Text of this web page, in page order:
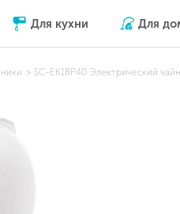
Для кухни Для
SC-EK18P40 Электрический